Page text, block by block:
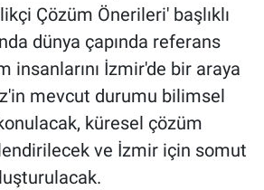
Çözüm Önerileri' başlıklı
dünya çapında referans
insanlarını İzmir'de bir araya
mevcut durumu bilimsel
küresel çözüm
ve İzmir için somut